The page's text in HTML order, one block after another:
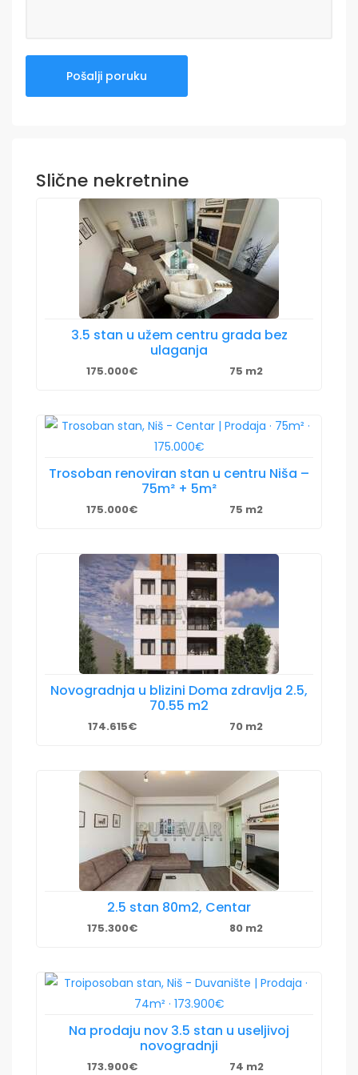
Slične nekretnine
3.5 stan u užem centru grada bez
ulaganja
175.000€ 75 m2
Trosoban renoviran stan u centru Niša –
75m² + 5m²
175.000€ 75 m2
Novogradnja u blizini Doma zdravlja 2.5,
70.55 m2
174.615€ 70 m2
2.5 stan 80m2, Centar
175.300€ 80 m2
Na prodaju nov 3.5 stan u useljivoj
novogradnji
173.900€ 74 m2